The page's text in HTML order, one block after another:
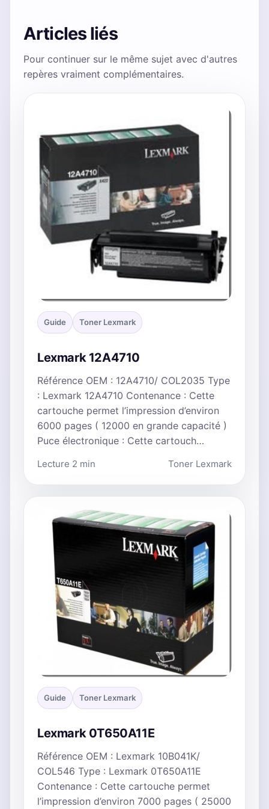
Articles liés
Pour continuer sur le même sujet avec d'autres
repères vraiment complémentaires.
Guide Toner Lexmark
Lexmark 12A4710
Référence OEM : 12A4710/ COL2035 Type
: Lexmark 12A4710 Contenance : Cette
cartouche permet l’impression d’environ
6000 pages ( 12000 en grande capacité )
Puce électronique : Cette cartouch…
Lecture 2 min Toner Lexmark
Guide Toner Lexmark
Lexmark 0T650A11E
Référence OEM : Lexmark 10B041K/
COL546 Type : Lexmark 0T650A11E
Contenance : Cette cartouche permet
l’impression d’environ 7000 pages ( 25000